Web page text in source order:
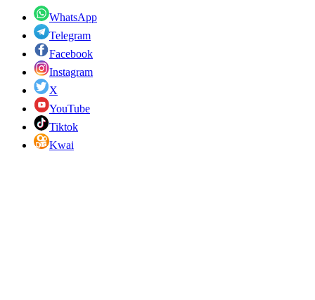
WhatsApp
Telegram
Facebook
Instagram
X
YouTube
Tiktok
Kwai